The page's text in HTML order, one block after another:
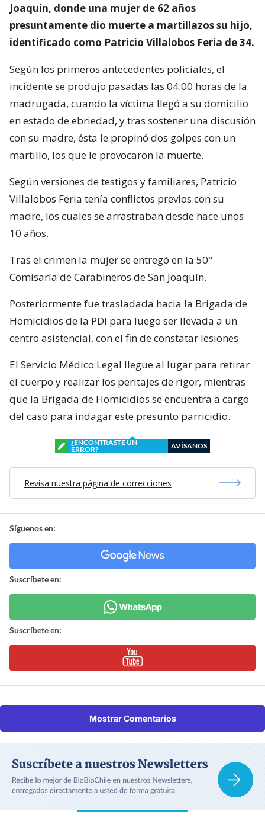
Joaquín, donde una mujer de 62 años
presuntamente dio muerte a martillazos su hijo,
identificado como Patricio Villalobos Feria de 34.
Según los primeros antecedentes policiales, el
incidente se produjo pasadas las 04:00 horas de la
madrugada, cuando la víctima llegó a su domicilio
en estado de ebriedad, y tras sostener una discusión
con su madre, ésta le propinó dos golpes con un
martillo, los que le provocaron la muerte.
Según versiones de testigos y familiares, Patricio
Villalobos Feria tenía conflictos previos con su
madre, los cuales se arrastraban desde hace unos
10 años.
Tras el crimen la mujer se entregó en la 50°
Comisaría de Carabineros de San Joaquín.
Posteriormente fue trasladada hacia la Brigada de
Homicidios de la PDI para luego ser llevada a un
centro asistencial, con el fin de constatar lesiones.
El Servicio Médico Legal llegue al lugar para retirar
el cuerpo y realizar los peritajes de rigor, mientras
que la Brigada de Homicidios se encuentra a cargo
del caso para indagar este presunto parricidio.
¿ENCONTRASTE UN
ERROR?
AVÍSANOS
Revisa nuestra página de correcciones
Síguenos en:
Suscríbete en:
Suscríbete en:
Mostrar Comentarios